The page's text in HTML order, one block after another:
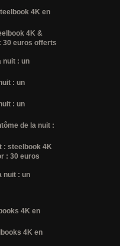
4K en
4K &
30 euros offerts
nuit : un
: un
: un
de la nuit :
: steelbook 4K
: 30 euros
nuit : un
4K en
4K en